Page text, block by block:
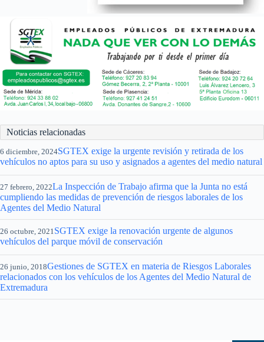
Noticias relacionadas
6 diciembre, 2024SGTEX exige la urgente revisión y retirada de los
vehículos no aptos para su uso y asignados a agentes del medio natural
27 febrero, 2022La Inspección de Trabajo afirma que la Junta no está
cumpliendo las medidas de prevención de riesgos laborales de los
Agentes del Medio Natural
26 octubre, 2021SGTEX exige la renovación urgente de algunos
vehículos del parque móvil de conservación
26 junio, 2018Gestiones de SGTEX en materia de Riesgos Laborales
relacionados con los vehículos de los Agentes del Medio Natural de
Extremadura